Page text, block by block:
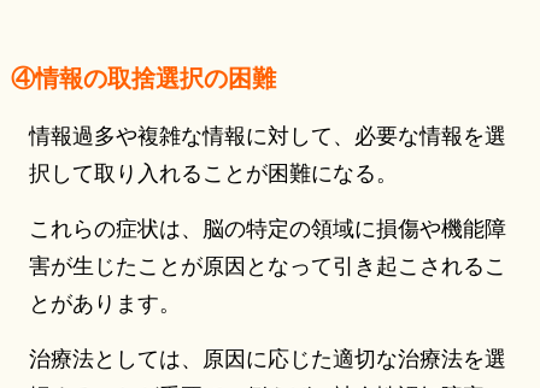
④情報の取捨選択の困難
情報過多や複雑な情報に対して、必要な情報を選
択して取り入れることが困難になる。
これらの症状は、脳の特定の領域に損傷や機能障
害が生じたことが原因となって引き起こされるこ
とがあります。
治療法としては、原因に応じた適切な治療法を選